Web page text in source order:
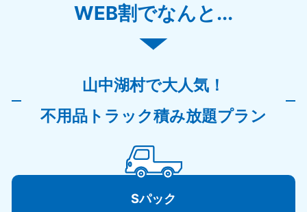
WEB割でなんと...
山中湖村で大人気！
不用品トラック積み放題プラン
Sパック